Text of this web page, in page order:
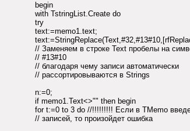
begin
with TstringList.Create do
try
text:=memo1.text;
// Заменяем в строке Text пробелы на
// #13#10
// благодаря чему записи автоматически
// рассортировываются в Strings
n:=0;
if memo1.Text<>"" then begin
for t:=0 to 3 do //!!!!!!!!! Если в TMemo
// записей, то произойдет ошибка